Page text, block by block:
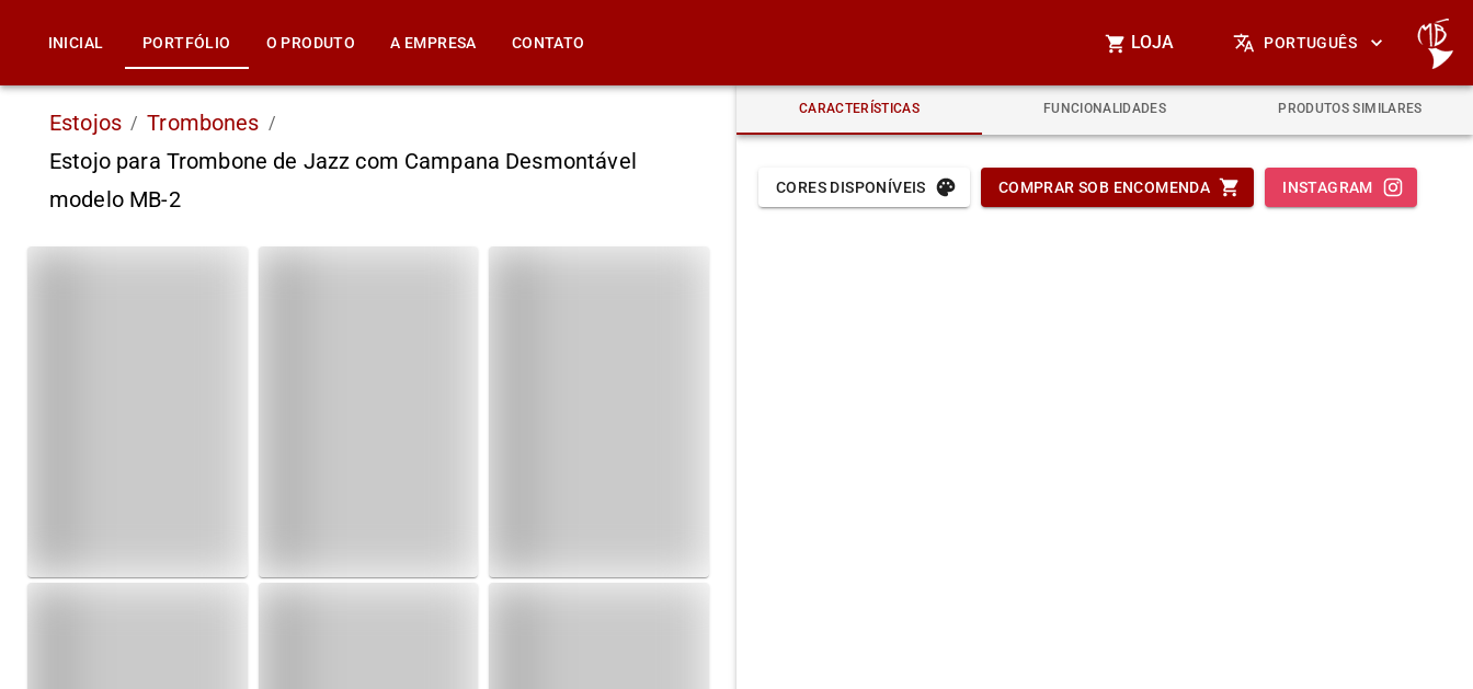
INICIAL PORTFÓLIO O PRODUTO A EMPRESA CONTATO LOJA PORTUGUÊS
Estojos / Trombones /
Estojo para Trombone de Jazz com Campana Desmontável
modelo MB-2
CARACTERÍSTICAS FUNCIONALIDADES PRODUTOS SIMILARES
CORES DISPONÍVEIS COMPRAR SOB ENCOMENDA INSTAGRAM